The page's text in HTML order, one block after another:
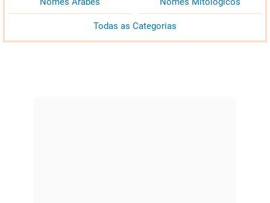
Todas as Categorias